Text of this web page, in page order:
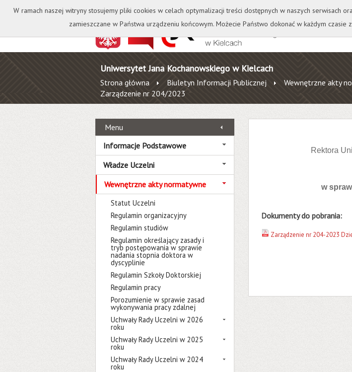
Kontakt Biblioteka Wydawnictwo Wirtualna Uczelnia
Uniwersytet Jana Kochanowskiego w Kielcach
Strona główna Biuletyn Informacji Publicznej Wewnętrzne akty
Zarządzenie nr 204/2023
Menu
Informacje Podstawowe
Władze Uczelni
Wewnętrzne akty normatywne
Statut Uczelni
Regulamin organizacyjny
Regulamin studiów
Regulamin określający zasady i
tryb postępowania w sprawie
nadania stopnia doktora w
dyscyplinie
Regulamin Szkoły Doktorskiej
Regulamin pracy
Porozumienie w sprawie zasad
wykonywania pracy zdalnej
Uchwały Rady Uczelni w 2026
roku
Uchwały Rady Uczelni w 2025
roku
Uchwały Rady Uczelni w 2024
roku
Rektora
w
Dokumenty do pobrania:
Zarządzenie nr 204-2023
W ramach naszej witryny stosujemy pliki cookies w celach optymalizacji treści dostępnych w naszych serwisach
zamieszczane w Państwa urządzeniu końcowym. Możecie Państwo dokonać w każdym czasie